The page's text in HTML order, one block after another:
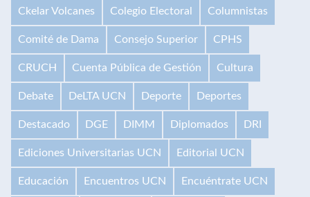
Ckelar Volcanes Colegio Electoral Columnistas
Comité de Dama Consejo Superior CPHS
CRUCH Cuenta Pública de Gestión Cultura
Debate DeLTA UCN Deporte Deportes
Destacado DGE DIMM Diplomados DRI
Ediciones Universitarias UCN Editorial UCN
Educación Encuentros UCN Encuéntrate UCN